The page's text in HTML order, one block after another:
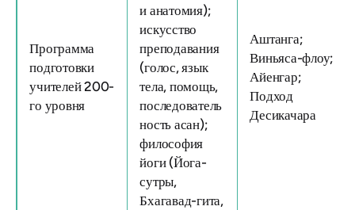
Программа
подготовки
учителей 200-
го уровня
и анатомия);
искусство
преподавания
(голос, язык
тела, помощь,
последователь
ность асан);
философия
йоги (Йога-
сутры,
Бхагавад-гита,
Аштанга;
Виньяса-флоу;
Айенгар;
Подход
Десикачара